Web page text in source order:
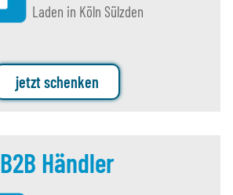
Laden in Köln Sülzden
jetzt schenken
B2B Händler